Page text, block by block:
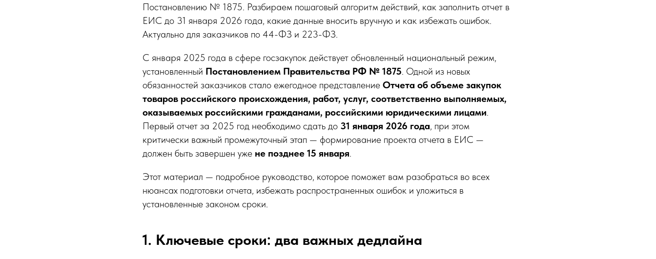
Постановлению № 1875. Разбираем пошаговый алгоритм действий, как заполнить отчет в
ЕИС до 31 января 2026 года, какие данные вносить вручную и как избежать ошибок.
Актуально для заказчиков по 44-ФЗ и 223-ФЗ.
С января 2025 года в сфере госзакупок действует обновленный национальный режим,
установленный Постановлением Правительства РФ № 1875. Одной из новых
обязанностей заказчиков стало ежегодное представление Отчета об объеме закупок
товаров российского происхождения, работ, услуг, соответственно выполняемых,
оказываемых российскими гражданами, российскими юридическими лицами.
Первый отчет за 2025 год необходимо сдать до 31 января 2026 года, при этом
критически важный промежуточный этап — формирование проекта отчета в ЕИС —
должен быть завершен уже не позднее 15 января.
Этот материал — подробное руководство, которое поможет вам разобраться во всех
нюансах подготовки отчета, избежать распространенных ошибок и уложиться в
установленные законом сроки.
1. Ключевые сроки: два важных дедлайна